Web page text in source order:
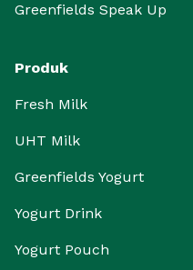
Greenfields Speak Up
Produk
Fresh Milk
UHT Milk
Greenfields Yogurt
Yogurt Drink
Yogurt Pouch